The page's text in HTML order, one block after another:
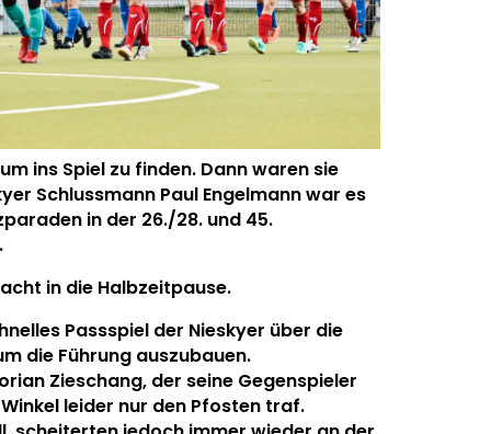
ins Spiel zu finden. Dann waren sie
Schlussmann Paul Engelmann war es
in der 26./28. und 45.
in die Halbzeitpause.
Passspiel der Nieskyer über die
die Führung auszubauen.
Zieschang, der seine Gegenspieler
leider nur den Pfosten traf.